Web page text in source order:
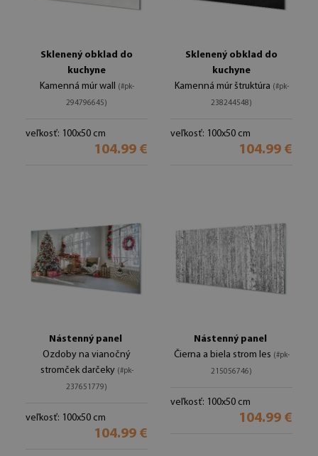
Sklenený obklad do
kuchyne
Kamenná múr wall (#pk-
294796645)
veľkosť: 100x50 cm
104.99 €
Sklenený obklad do
kuchyne
Kamenná múr štruktúra (#pk-
238244548)
veľkosť: 100x50 cm
104.99 €
Nástenný panel
Ozdoby na vianočný
stromček darčeky (#pk-
237651779)
veľkosť: 100x50 cm
104.99 €
Nástenný panel
Čierna a biela strom les (#pk-
215056746)
veľkosť: 100x50 cm
104.99 €